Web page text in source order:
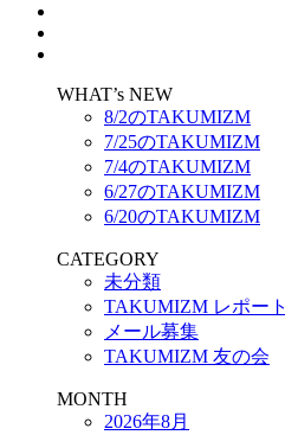
WHAT’s NEW
8/2のTAKUMIZM
7/25のTAKUMIZM
7/4のTAKUMIZM
6/27のTAKUMIZM
6/20のTAKUMIZM
CATEGORY
未分類
TAKUMIZM レポート
メール募集
TAKUMIZM 友の会
MONTH
2026年8月